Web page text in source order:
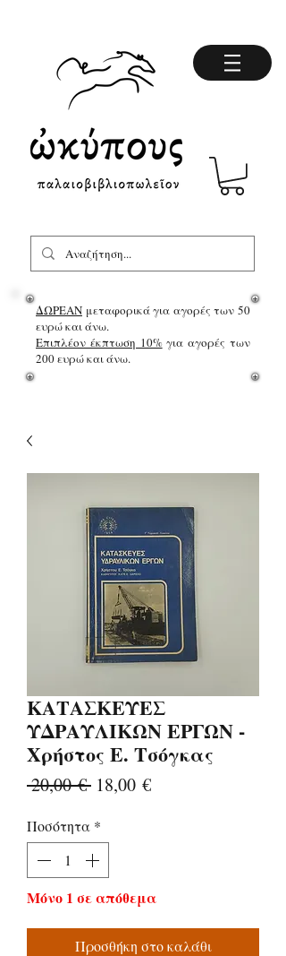
ΔΩΡΕΑΝ μεταφορικά για αγορές των 50
ευρώ και άνω.
Επιπλέον έκπτωση 10%για αγορές των
200 ευρώ και άνω.
ΚΑΤΑΣΚΕΥΕΣ
ΥΔΡΑΥΛΙΚΩΝ ΕΡΓΩΝ -
Χρήστος Ε. Τσόγκας
20,00 € Κανονική
18,00 €Τιμή
Ποσότητα *
Μόνο 1 σε απόθεμα
Προσθήκη στο καλάθι